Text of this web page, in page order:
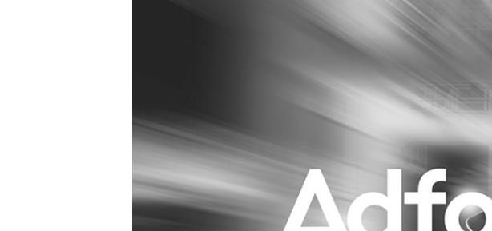
Gedragsverandering
Influencer marketing
Interne communicatie